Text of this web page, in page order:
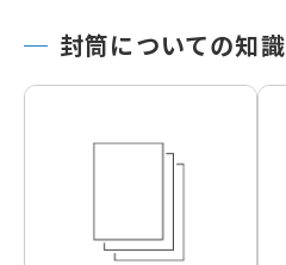
封筒についての知識